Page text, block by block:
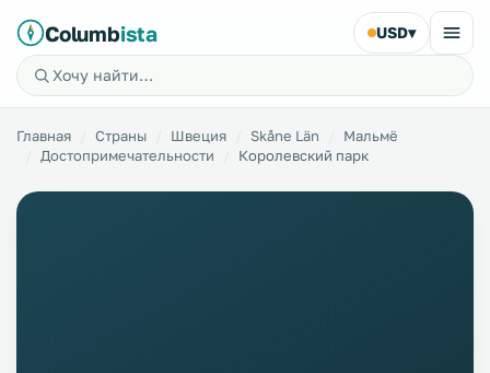
Columbista USD▾
Главная Страны Швеция Skåne Län
Мальмё
Достопримечательности
Королевский парк